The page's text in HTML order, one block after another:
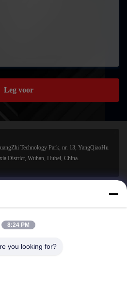
Leg voor
Technology Park, nr. 13, YangQiaoHu
District, Wuhan, Hubei, China.
8:24 PM
you looking for?